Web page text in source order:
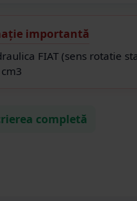
importantă
FIAT (sens rotatie
completă